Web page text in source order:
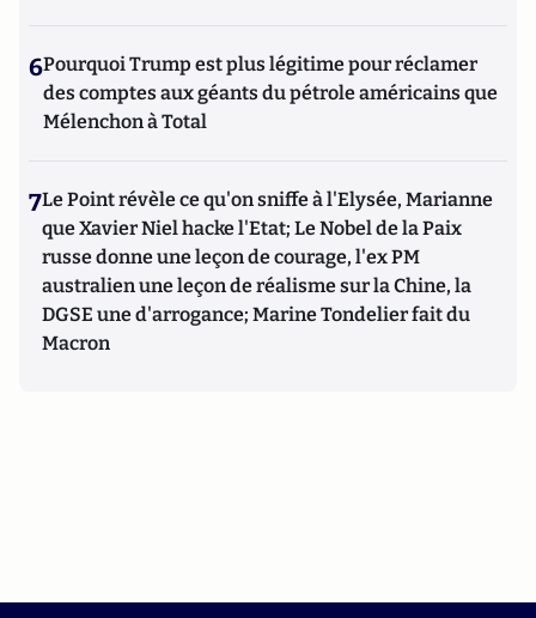
6Pourquoi Trump est plus légitime pour réclamer
des comptes aux géants du pétrole américains que
Mélenchon à Total
7Le Point révèle ce qu'on sniffe à l'Elysée, Marianne
que Xavier Niel hacke l'Etat; Le Nobel de la Paix
russe donne une leçon de courage, l'ex PM
australien une leçon de réalisme sur la Chine, la
DGSE une d'arrogance; Marine Tondelier fait du
Macron